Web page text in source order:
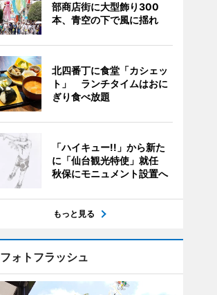
部商店街に大型飾り300
本、青空の下で風に揺れ
北四番丁に食堂「カシェッ
ト」 ランチタイムはおに
ぎり食べ放題
「ハイキュー!!」から新た
に「仙台観光特使」就任
秋保にモニュメント設置へ
もっと見る
フォトフラッシュ